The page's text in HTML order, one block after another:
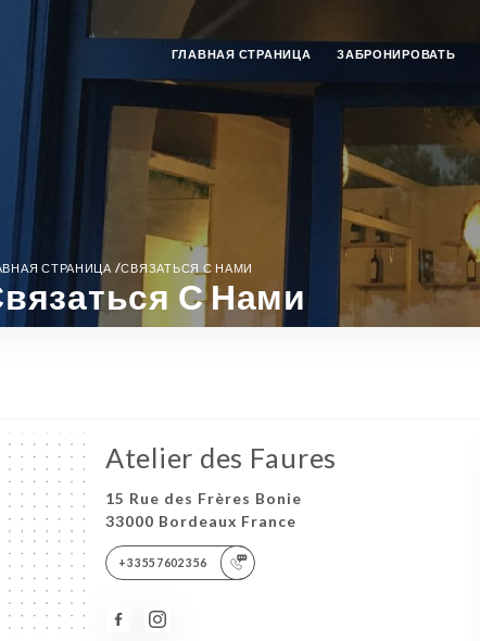
ГЛАВНАЯ СТРАНИЦА ЗАБРОНИРОВАТЬ
СТРАНИЦА /СВЯЗАТЬСЯ С НАМИ
С Нами
Atelier des Faures
15 Rue des Frères Bonie
33000 Bordeaux France
+33557602356